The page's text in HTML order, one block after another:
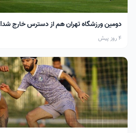
دومین ورزشگاه تهران هم از دسترس خارج شد!
4 روز پیش